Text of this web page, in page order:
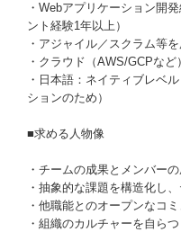
・Webアプリケーション開
ント経験1年以上）
・アジャイル／スクラム等
・クラウド（AWS/GCPな
・日本語：ネイティブレベ
ションのため）
■求める人物像
・チームの成果とメンバー
・抽象的な課題を構造化し
・他職能とのオープンなコ
・組織のカルチャーを自ら